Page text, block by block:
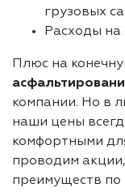
грузовых
Расходы на
Плюс на
компании. Но в
наши цены
комфортными
проводим
преимуществ по